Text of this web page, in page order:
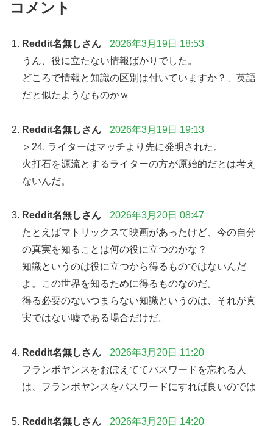
コメント
Reddit名無しさん
2026年3月19日 18:53
うん、役に立たない情報ばかりでした。
どころで情報と知識の区別は付いていますか？、英語
だと似たようなものかｗ
Reddit名無しさん
2026年3月19日 19:13
＞24. ライターはマッチより先に発明された。
火打石を源流とするライターの方が原始的だとは考え
ないんだ。
Reddit名無しさん
2026年3月20日 08:47
たとえばマトリックスて映画があったけど、今の自分
の真実を知ることは何の役に立つのかな？
知識というのは役に立つから得るものではないんだ
よ。この世界を知るために得るものなのだ。
得る必要のないつまらない知識というのは、それが真
実ではない嘘である場合だけだ。
Reddit名無しさん
2026年3月20日 11:20
フランボヤンスをおぼえててパスワードを忘れる人
は、フランボヤンスをパスワードにすれば良いのでは
Reddit名無しさん
2026年3月20日 14:20